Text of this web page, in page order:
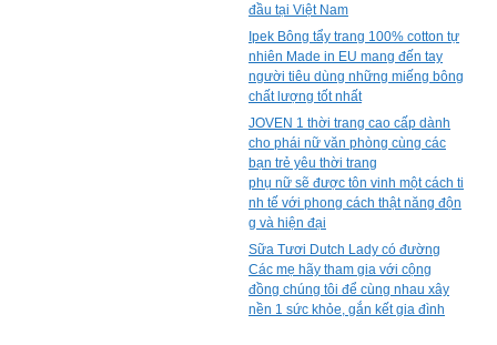
đầu tại Việt Nam
Ipek Bông tẩy trang 100% cotton tự
nhiên Made in EU mang đến tay
người tiêu dùng những miếng bông
chất lượng tốt nhất
JOVEN 1 thời trang cao cấp dành
cho phái nữ văn phòng cùng các
bạn trẻ yêu thời trang
phụ nữ sẽ được tôn vinh một cách ti
nh tế với phong cách thật năng độn
g và hiện đại
Sữa Tươi Dutch Lady có đường
Các mẹ hãy tham gia với cộng
đồng chúng tôi để cùng nhau xây
nền 1 sức khỏe, gắn kết gia đình